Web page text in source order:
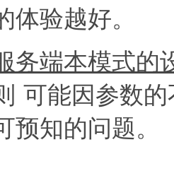
体验越好。
务端本模式的
可能因参数
预知的问题。